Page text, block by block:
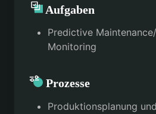
Aufgaben
Predictive
Monitoring
Prozesse
Produktionsplanung